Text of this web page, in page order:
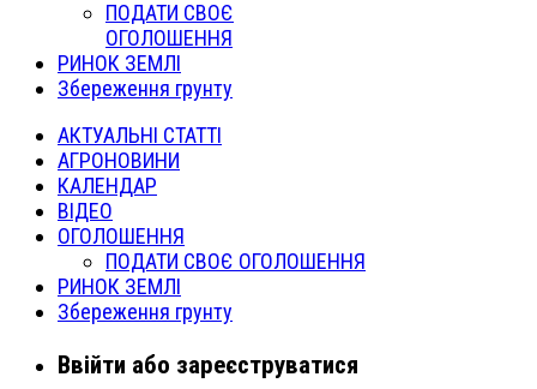
ПОДАТИ СВОЄ
ОГОЛОШЕННЯ
РИНОК ЗЕМЛІ
Збереження грунту
АКТУАЛЬНІ СТАТТІ
АГРОНОВИНИ
КАЛЕНДАР
ВІДЕО
ОГОЛОШЕННЯ
ПОДАТИ СВОЄ ОГОЛОШЕННЯ
РИНОК ЗЕМЛІ
Збереження грунту
Ввійти або зареєструватися